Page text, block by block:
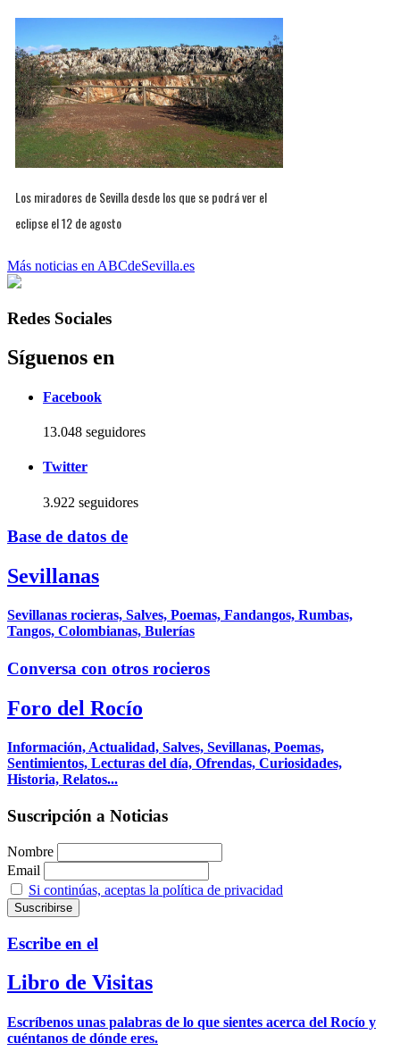
Los miradores de Sevilla desde los que se podrá ver el
eclipse el 12 de agosto
Más noticias en ABCdeSevilla.es
Redes Sociales
Síguenos en
Facebook
13.048 seguidores
Twitter
3.922 seguidores
Base de datos de
Sevillanas
Sevillanas rocieras, Salves, Poemas, Fandangos, Rumbas,
Tangos, Colombianas, Bulerías
Conversa con otros rocieros
Foro del Rocío
Información, Actualidad, Salves, Sevillanas, Poemas,
Sentimientos, Lecturas del día, Ofrendas, Curiosidades,
Historia, Relatos...
Suscripción a Noticias
Nombre
Email
Si continúas, aceptas la política de privacidad
Escribe en el
Libro de Visitas
Escríbenos unas palabras de lo que sientes acerca del Rocío y
cuéntanos de dónde eres.